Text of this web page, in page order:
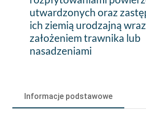
wykonaniu
projektów
związanych
utwardzonych oraz
ich ziemią urodzajną
założeniem trawnika lub
nasadzeniami
Informacje podstawowe